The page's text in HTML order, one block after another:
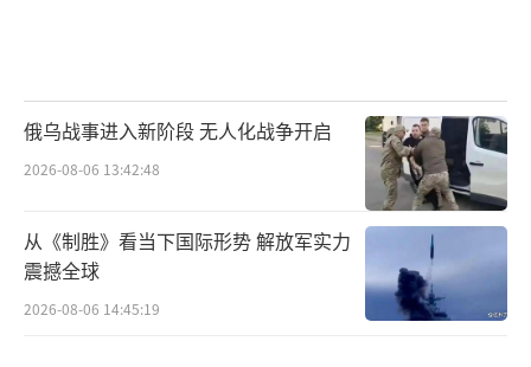
俄乌战事进入新阶段 无人化战争开启
2026-08-06 13:42:48
从《制胜》看当下国际形势 解放军实力
震撼全球
2026-08-06 14:45:19